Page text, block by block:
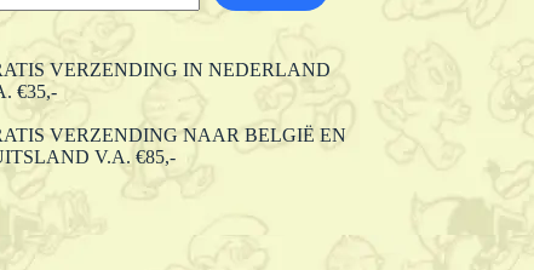
VERZENDING IN NEDERLAND
€35,-
VERZENDING NAAR BELGIË EN
V.A. €85,-